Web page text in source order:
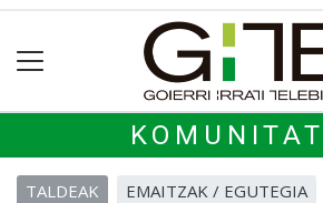
TALDEAK EMAITZAK / EGUTEGIA